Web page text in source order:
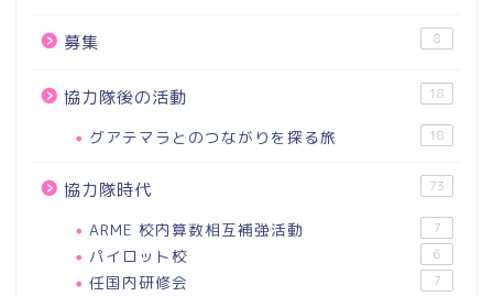
募集 8
協力隊後の活動 18
グアテマラとのつながりを探る旅 18
協力隊時代 73
ARME 校内算数相互補強活動 7
パイロット校 6
任国内研修会 7